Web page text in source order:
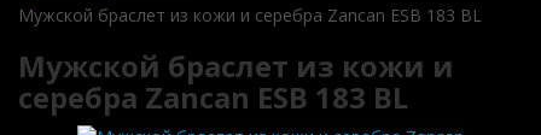
Мужской браслет из кожи и серебра Zancan ESB 183 BL
Мужской браслет из кожи и
серебра Zancan ESB 183 BL